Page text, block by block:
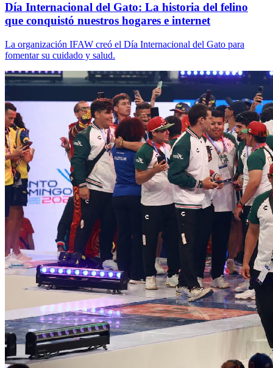
Día Internacional del Gato: La historia del felino
que conquistó nuestros hogares e internet
La organización IFAW creó el Día Internacional del Gato para
fomentar su cuidado y salud.